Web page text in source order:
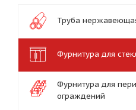
Труба
Фурнитура для
Фурнитура для
ограждений